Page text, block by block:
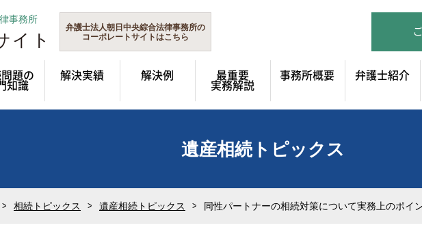
弁護士法人朝日中央綜合法律事務所の
コーポレートサイトはこちら
題の
知識
解決実績 解決例 最重要
実務解説
事務所概要 弁護士紹介
遺産相続トピックス
相続トピックス 遺産相続トピックス 同性パートナーの相続対策について実務上のポイ